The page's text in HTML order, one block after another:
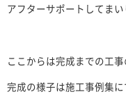
アフターサポートしてまい
ここからは完成までの工事
完成の様子は施工事例集に